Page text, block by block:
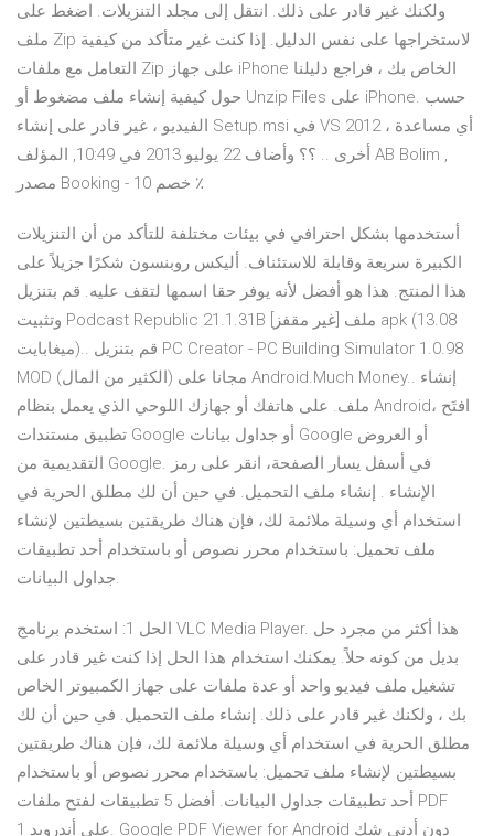
ولكنك غير قادر على ذلك. انتقل إلى مجلد التنزيلات. اضغط على
ملف Zip لاستخراجها على نفس الدليل. إذا كنت غير متأكد من كيفية
التعامل مع ملفات Zip على جهاز iPhone الخاص بك ، فراجع دليلنا
حول كيفية إنشاء ملف مضغوط أو Unzip Files على iPhone. حسب
الفيديو ، غير قادر على إنشاء Setup.msi في VS 2012 ، أي مساعدة
أخرى .. ؟؟ وأضاف 22 يوليو 2013 في 10:49, المؤلف AB Bolim ,
مصدر Booking - خصم 10 ٪
أستخدمها بشكل احترافي في بيئات مختلفة للتأكد من أن التنزيلات
الكبيرة سريعة وقابلة للاستئناف. أليكس روبنسون شكرًا جزيلاً على
هذا المنتج. هذا هو أفضل لأنه يوفر حقا اسمها لتقف عليه. قم بتنزيل
وتثبيت Podcast Republic 21.1.31B [غير مقفز] ملف apk (13.08
ميغابايت).. قم بتنزيل PC Creator - PC Building Simulator 1.0.98
MOD (الكثير من المال) مجانا على Android.Much Money.. إنشاء
ملف. على هاتفك أو جهازك اللوحي الذي يعمل بنظام Android، افتَح
تطبيق مستندات Google أو جداول بيانات Google أو العروض
التقديمية من Google. في أسفل يسار الصفحة، انقر على رمز
الإنشاء . إنشاء ملف التحميل. في حين أن لك مطلق الحرية في
استخدام أي وسيلة ملائمة لك، فإن هناك طريقتين بسيطتين لإنشاء
ملف تحميل: باستخدام محرر نصوص أو باستخدام أحد تطبيقات
جداول البيانات.
الحل 1: استخدم برنامج VLC Media Player. هذا أكثر من مجرد حل
بديل من كونه حلاً. يمكنك استخدام هذا الحل إذا كنت غير قادر على
تشغيل ملف فيديو واحد أو عدة ملفات على جهاز الكمبيوتر الخاص
بك ، ولكنك غير قادر على ذلك. إنشاء ملف التحميل. في حين أن لك
مطلق الحرية في استخدام أي وسيلة ملائمة لك، فإن هناك طريقتين
بسيطتين لإنشاء ملف تحميل: باستخدام محرر نصوص أو باستخدام
أحد تطبيقات جداول البيانات. أفضل 5 تطبيقات لفتح ملفات PDF
على أندرويد 1. Google PDF Viewer for Android دون أدنى شك